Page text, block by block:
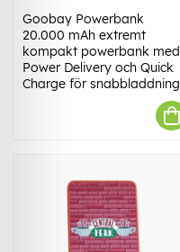
Goobay Powerbank
20.000 mAh extremt
kompakt powerbank med
Power Delivery och Quick
Charge för snabbladdning